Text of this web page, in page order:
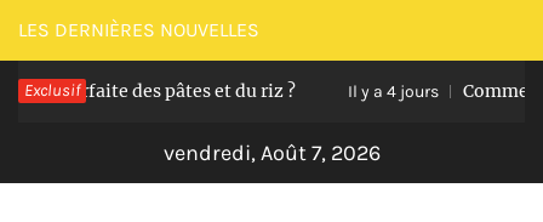
Passer
au
contenu
LES DERNIÈRES NOUVELLES
Exclusif
parfaite des pâtes et du riz ? Il y a 4 jours Comment
vendredi, Août 7, 2026